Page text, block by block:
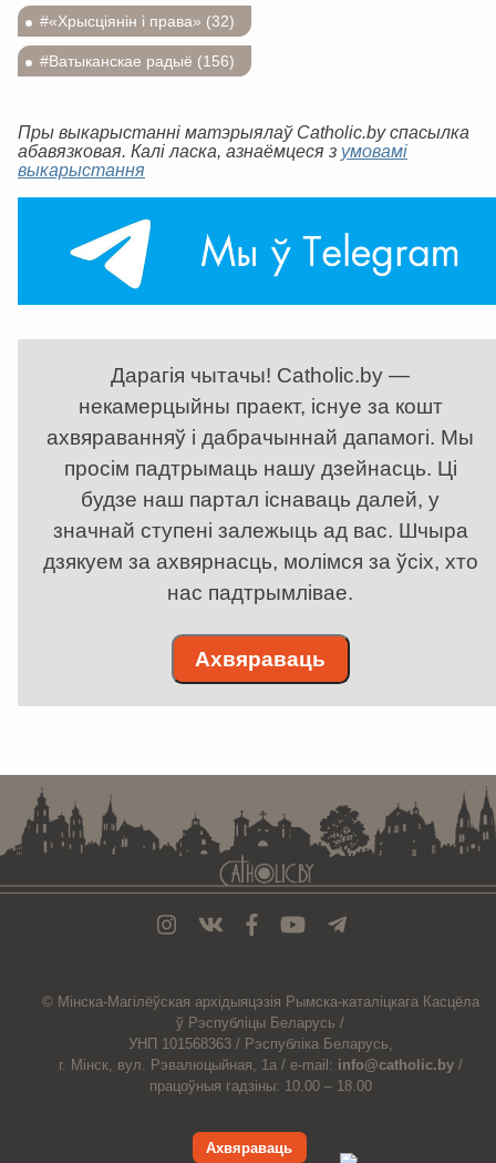
#«Хрысціянін і права» (32)
#Ватыканскае радыё (156)
Пры выкарыстанні матэрыялаў Catholic.by спасылка
абавязковая. Калі ласка, азнаёмцеся з умовамі
выкарыстання
Дарагія чытачы! Catholic.by —
некамерцыйны праект, існуе за кошт
ахвяраванняў і дабрачыннай дапамогі. Мы
просім падтрымаць нашу дзейнасць. Ці
будзе наш партал існаваць далей, у
значнай ступені залежыць ад вас. Шчыра
дзякуем за ахвярнасць, молімся за ўсіх, хто
нас падтрымлівае.
Ахвяраваць
© Мiнска-Магiлёўская архiдыяцэзiя Рымска-каталіцкага Касцёла
ў Рэспубліцы Беларусь /
УНП 101568363 / Рэспубліка Беларусь,
г. Мінск, вул. Рэвалюцыйная, 1а / e-mail: info@catholic.by /
працоўныя гадзіны: 10.00 – 18.00
Ахвяраваць